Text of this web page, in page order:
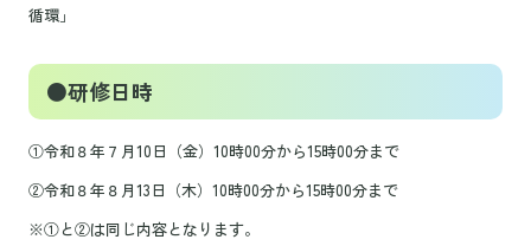
循環」
●研修日時
①令和８年７月10日（金）10時00分から15時00分まで
②令和８年８月13日（木）10時00分から15時00分まで
※①と②は同じ内容となります。